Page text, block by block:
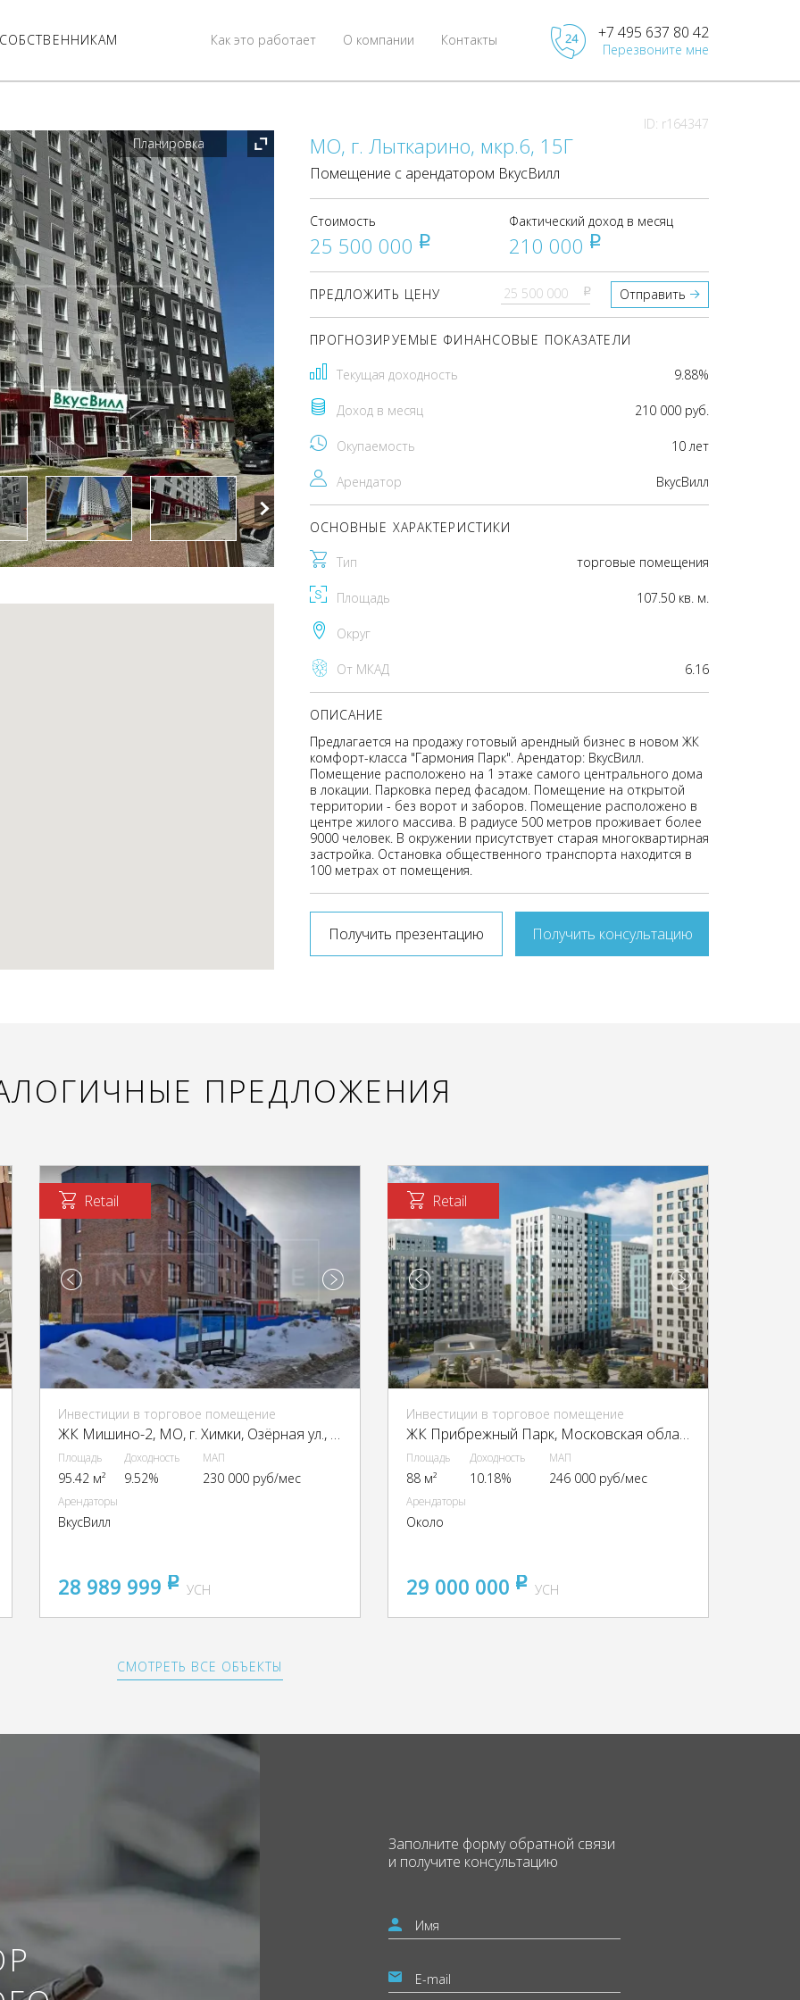
Контакты
О компании
Как это работает +7 495 637 80 42
Перезвоните мне
ID: r164347
Планировка
МО, г. Лыткарино, мкр.6, 15Г
Помещение с арендатором ВкусВилл
Стоимость
25 500 000 pуб
Фактический доход в месяц
210 000 pуб
ПРЕДЛОЖИТЬ ЦЕНУ pуб Отправить
ПРОГНОЗИРУЕМЫЕ ФИНАНСОВЫЕ ПОКАЗАТЕЛИ
Текущая доходность 9.88%
Доход в месяц 210 000 руб.
Окупаемость 10 лет
Арендатор ВкусВилл
ОСНОВНЫЕ ХАРАКТЕРИСТИКИ
Тип торговые помещения
Площадь 107.50 кв. м.
Округ
От МКАД 6.16
ОПИСАНИЕ
Предлагается на продажу готовый арендный бизнес в новом ЖК
комфорт-класса "Гармония Парк". Арендатор: ВкусВилл.
Помещение расположено на 1 этаже самого центрального дома
в локации. Парковка перед фасадом. Помещение на открытой
территории - без ворот и заборов. Помещение расположено в
центре жилого массива. В радиусе 500 метров проживает более
9000 человек. В окружении присутствует старая многоквартирная
застройка. Остановка общественного транспорта находится в
100 метрах от помещения.
Получить презентацию Получить консультацию
ПРЕДЛОЖЕНИЯ
Retail
Инвестиции в торговое помещение
ЖК Мишино-2, МО, г. Химки, Озёрная ул., ЖК Мишино-2
Площадь
95.42 м²
Доходность
9.52%
МАП
230 000 руб/мес
Арендаторы
ВкусВилл
28 989 999 pуб
УСН
Retail
Инвестиции в торговое помещение
ЖК Прибрежный Парк, Московская область, г.о. Домодедово, д. Павловское, ЖК Прибрежный Парк, к. 2.2
Площадь
88 м²
Доходность
10.18%
МАП
246 000 руб/мес
Арендаторы
Около
29 000 000 pуб
УСН
СМОТРЕТЬ ВСЕ ОБЪЕКТЫ
Заполните формуобратной связи
и получите консультацию